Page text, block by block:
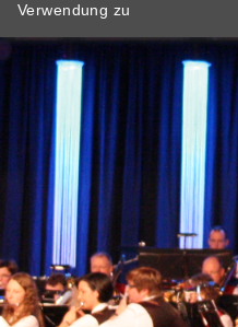
Verwendung zu